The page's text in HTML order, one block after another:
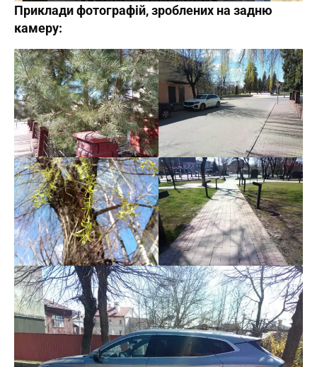
Приклади фотографій, зроблених на задню
камеру: